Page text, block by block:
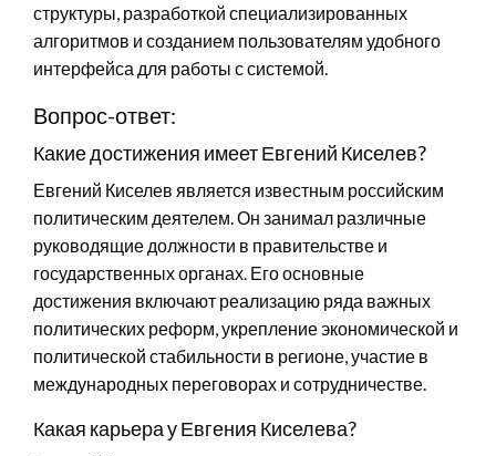
структуры, разработкой специализированных
алгоритмов и созданием пользователям удобного
интерфейса для работы с системой.
Вопрос-ответ:
Какие достижения имеет Евгений Киселев?
Евгений Киселев является известным российским
политическим деятелем. Он занимал различные
руководящие должности в правительстве и
государственных органах. Его основные
достижения включают реализацию ряда важных
политических реформ, укрепление экономической и
политической стабильности в регионе, участие в
международных переговорах и сотрудничестве.
Какая карьера у Евгения Киселева?